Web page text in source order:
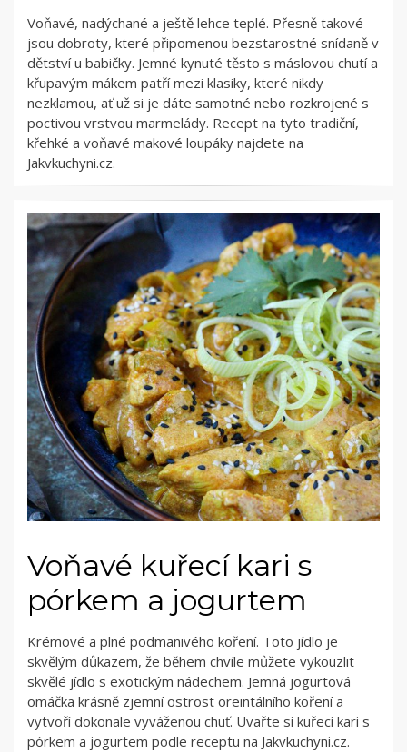
Voňavé, nadýchané a ještě lehce teplé. Přesně takové
jsou dobroty, které připomenou bezstarostné snídaně v
dětství u babičky. Jemné kynuté těsto s máslovou chutí a
křupavým mákem patří mezi klasiky, které nikdy
nezklamou, ať už si je dáte samotné nebo rozkrojené s
poctivou vrstvou marmelády. Recept na tyto tradiční,
křehké a voňavé makové loupáky najdete na
Jakvkuchyni.cz.
Voňavé kuřecí kari s
pórkem a jogurtem
Krémové a plné podmanivého koření. Toto jídlo je
skvělým důkazem, že během chvíle můžete vykouzlit
skvělé jídlo s exotickým nádechem. Jemná jogurtová
omáčka krásně zjemní ostrost oreintálního koření a
vytvoří dokonale vyváženou chuť. Uvařte si kuřecí kari s
pórkem a jogurtem podle receptu na Jakvkuchyni.cz.